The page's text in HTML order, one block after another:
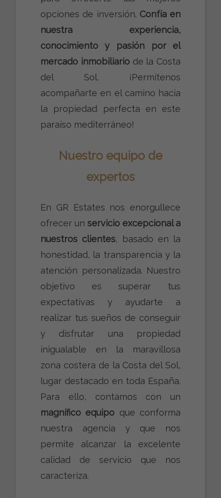
opciones de inversión. Confía en
nuestra experiencia,
conocimiento y pasión por el
mercado inmobiliariode la Costa
del Sol. ¡Permítenos
acompañarte en el camino hacia
la propiedad perfecta en este
paraíso mediterráneo!
Nuestro equipo de
expertos
En GR Estates nos enorgullece
ofrecer un servicio excepcional a
nuestros clientes, basado en la
honestidad, la transparencia y la
atención personalizada. Nuestro
objetivo es superar tus
expectativas y ayudarte a
realizar tus sueños de conseguir
y disfrutar una propiedad
inigualable en la maravillosa
zona costera de la Costa del Sol,
lugar destacado en toda España.
Para ello, contamos con un
magnífico equipo que conforma
nuestra agencia y que nos
permite alcanzar la excelente
calidad de servicio que nos
caracteriza.